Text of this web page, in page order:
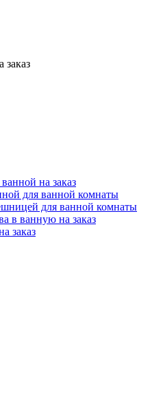
заказ
на заказ
для ванной комнаты
для ванной комнаты
в ванную на заказ
заказ